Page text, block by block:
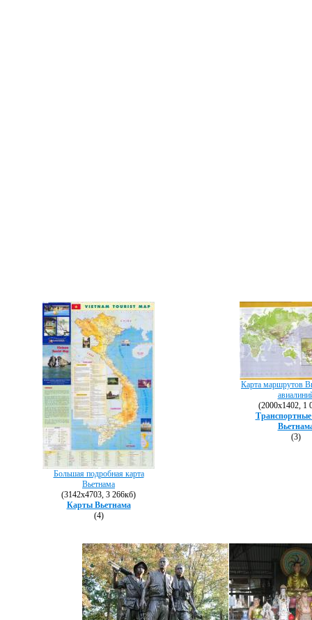
Большая подробная карта
Вьетнама
(3142х4703, 3 266кб)
Карты Вьетнама
(4)
Карта маршрутов
(2000х1402, 1
(3)